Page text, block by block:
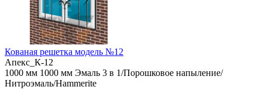
Кованая решетка модель №12
Апекс_К-12
1000 мм 1000 мм Эмаль 3 в 1/Порошковое напыление/
Нитроэмаль/Hammerite